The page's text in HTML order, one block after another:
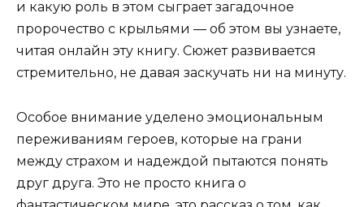
и какую роль в этом сыграет загадочное
пророчество с крыльями — об этом вы узнаете,
читая онлайн эту книгу. Сюжет развивается
стремительно, не давая заскучать ни на минуту.
Особое внимание уделено эмоциональным
переживаниям героев, которые на грани
между страхом и надеждой пытаются понять
друг друга. Это не просто книга о